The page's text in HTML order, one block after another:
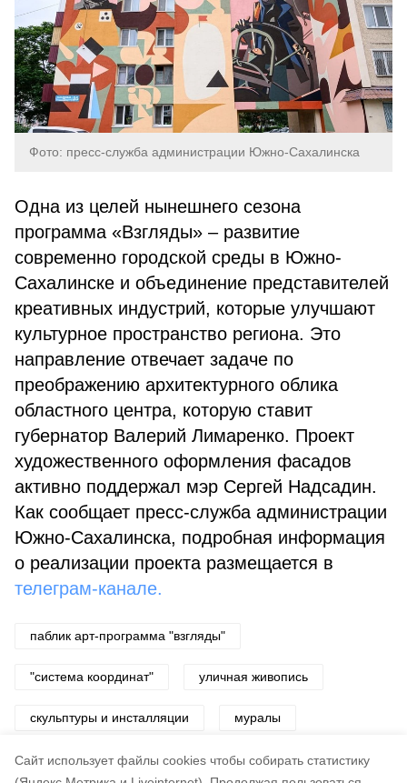
Cайт использует файлы cookies чтобы собирать статистику
Фото: пресс-служба администрации Южно-Сахалинска
Одна из целей нынешнего сезона
программа «Взгляды» – развитие
современно городской среды в Южно-
Сахалинске и объединение представителей
креативных индустрий, которые улучшают
культурное пространство региона. Это
направление отвечает задаче по
преображению архитектурного облика
областного центра, которую ставит
губернатор Валерий Лимаренко. Проект
художественного оформления фасадов
активно поддержал мэр Сергей Надсадин.
Как сообщает пресс-служба администрации
Южно-Сахалинска, подробная информация
о реализации проекта размещается в
телеграм-канале.
паблик арт-программа "взгляды"
"система координат" уличная живопись
скульптуры и инсталляции муралы
майолика